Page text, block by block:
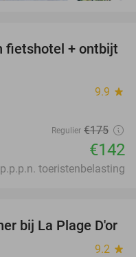
19%
fietshotel + ontbijt
9.9 star
Regulier €175
€142
toeristenbelasting
49%
bij La Plage D'or
9.2 star